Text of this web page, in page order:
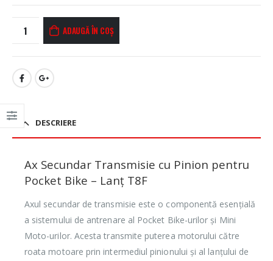
ADAUGĂ ÎN COȘ
DESCRIERE
Ax Secundar Transmisie cu Pinion pentru
Pocket Bike – Lanț T8F
Axul secundar de transmisie este o componentă esențială
a sistemului de antrenare al Pocket Bike-urilor și Mini
Moto-urilor. Acesta transmite puterea motorului către
roata motoare prin intermediul pinionului și al lanțului de